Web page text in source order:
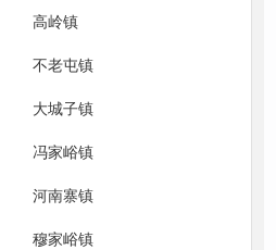
高岭镇
不老屯镇
大城子镇
冯家峪镇
河南寨镇
穆家峪镇